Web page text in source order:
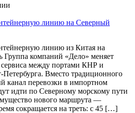
линию на Северный
линию из Китая на
Группа компаний «Дело» меняет
сервиса между портами КНР и
Вместо традиционного
канал перевозки в импортном
идти по Северному морскому пути
нового маршрута —
сокращается на треть: с 45 […]